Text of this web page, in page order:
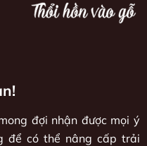
đợi nhận được mọi ý
để có thể nâng cấp trải